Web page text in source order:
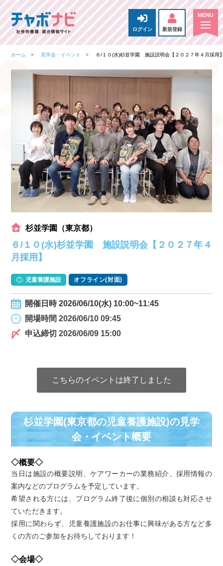
ログイン 新規登録
ホーム 見学会・イベント ６/１０(水)杉並学園 施設説明会【２０２７年４月採用
杉並学園（東京都）
６/１０(水)杉並学園 施設説明会【２０２７年４
月採用】
児童養護施設 オフライン(対面)
開催日時 2026/06/10(水) 10:00~11:45
開場時間 2026/06/10 09:45
申込締切 2026/06/09 15:00
こちらのイベントは終了しました
杉並学園(東京都の児童養護施設)の⾒学
会・イベント概要
◇概要◇
当日は施設の概要説明、ケアワーカーの業務紹介、採用情報の
案内などのプログラムを予定しています。
希望される方には、プログラム終了後に個別の相談も対応させ
ていただきます。
採用に関わらず、児童養護施設のお仕事に興味がある方など多
くの方のご参加をお待ちしております！
◇会場◇